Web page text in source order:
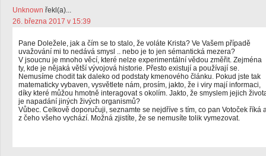
Unknown řekl(a)...
26. března 2017 v 15:39
Pane Doležele, jak a čím se to stalo, že voláte Krista? Ve Vašem případě
uvažování mi to nedává smysl .. nebo je to jen sémantická mezera?
V jsoucnu je mnoho věcí, které nelze experimentální vědou změřit. Zejména
ty, kde je nějaká větší vývojová historie. Přesto existují a používají se.
Nemusíme chodit tak daleko od podstaty kmenového článku. Pokud jste tak
matematicky vybaven, vysvětlete nám, prosím, jakto, že i viry mají informaci,
díky které můžou hmotně interagovat s okolím. Jakto, že smyslem jejich
je napadání jiných živých organismů?
Vůbec. Celkově doporučuji, seznamte se nejdříve s tím, co pan Votoček říká
z čeho všeho vychází. Možná zjistíte, že se nemusíte tolik vymezovat.